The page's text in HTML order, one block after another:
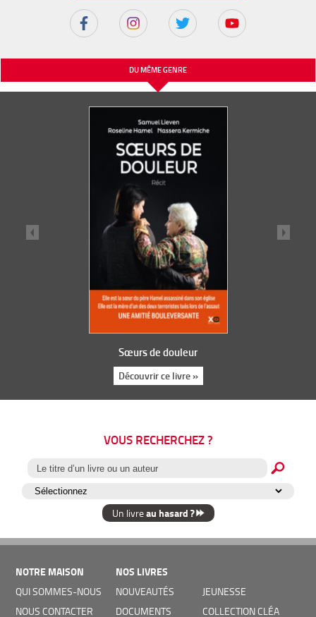
DU MÊME GENRE
Sœurs de douleur
Découvrir ce livre »
VOUS RECHERCHEZ ?
Un livreau hasard ?
NOTRE MAISON
QUI SOMMES-NOUS
NOUS CONTACTER
NOS LIVRES
NOUVEAUTÉS
DOCUMENTS
JEUNESSE
COLLECTION CLÉA